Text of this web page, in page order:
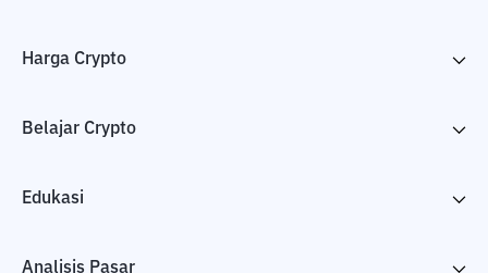
Harga Crypto
Belajar Crypto
Edukasi
Analisis Pasar